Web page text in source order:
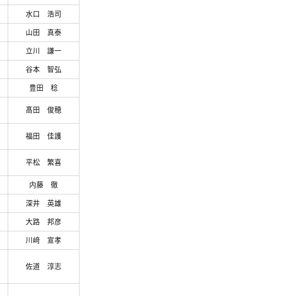
水口 浩司
山田 真泰
立川 謙一
谷本 智弘
豊田 稔
髙田 俊穂
福田 佳護
平松 繁喜
内藤 徹
深井 英雄
大路 邦彦
川﨑 宣孝
佐道 淳志